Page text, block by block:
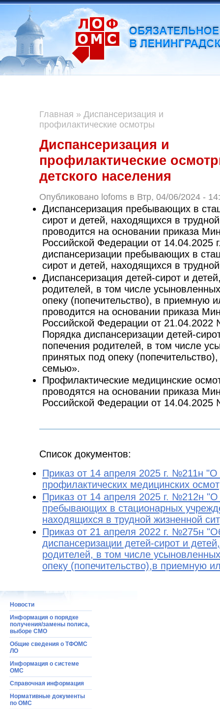
Главная » Диспансеризация и
профилактические осмотры
Диспансеризация и
профилактические
детского населения
Опубликовано lofoms в Втр, 04/06/2024 -
Диспансеризация пребывающих в
сирот и детей, находящихся в
проводится на основании приказа
Российской Федерации от
диспансеризации пребывающих в
сирот и детей, находящихся в
Диспансеризация детей-сирот и
родителей, в том числе
опеку (попечительство), в приемную
проводится на основании приказа
Российской Федерации от
Порядка диспансеризации детей-
попечения родителей, в том числе
принятых под опеку
семью».
Профилактические медицинские
проводятся на основании приказа
Российской Федерации от 14.04.2025
Список документов:
Приказ от 14 апреля 2025 г. №211н
профилактических медицинских
Приказ от 14 апреля 2025 г. №212н
пребывающих в стационарных
находящихся в трудной жизненной
Приказ от 21 апреля 2022 г. №275н
диспансеризации детей-сирот и
родителей, в том числе
опеку (попечительство),в приемную
Новости
Информация о порядке
получения/замены полиса,
выборе СМО
Общие сведения о ТФОМС
ЛО
Информация o системе
ОМС
Справочная информация
Нормативные документы
по ОМС